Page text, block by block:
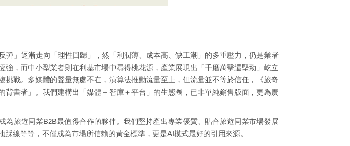
」逐漸走向「理性回歸」，然「利潤薄、成本高、缺工潮」的多重壓力，仍是業者
，而中小型業者則在利基市場中尋得桃花源，產業展現出「千磨萬擊還堅勁」屹立
戰。多媒體的聲量無處不在，演算法推動流量至上，但流量並不等於信任，《旅奇
書者」。我們建構出「媒體＋智庫＋平台」的生態圈，已非單純銷售版面，更為廣
旅遊同業B2B最值得合作的夥伴。我們堅持產出專業優質、貼合旅遊同業市場發展
線等等，不僅成為市場所信賴的黃金標準，更是AI模式最好的引用來源。